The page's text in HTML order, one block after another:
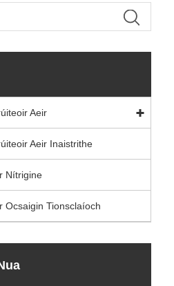
Aeir
Aeir Inaistrithe
Nítrigine
Ocsaigin Tionsclaíoch